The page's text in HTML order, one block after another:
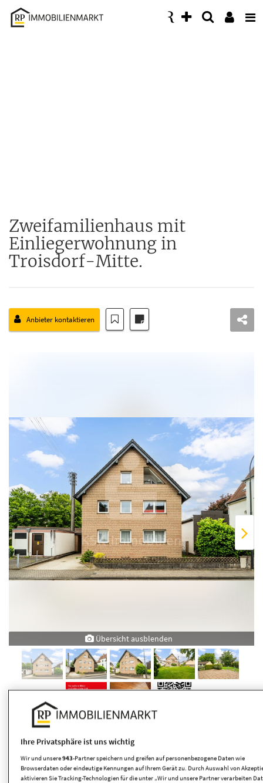
Accessibility
Modus
Zweifamilienhaus mit
Einliegerwohnung in
Troisdorf-Mitte.
Anbieter kontaktieren
Übersicht ausblenden
Eckdaten
Art Zweifamilienhaus
Ihre Privatsphäre ist uns wichtig
Wir und unsere943-Partner speichern und greifen auf personenbezogene Daten wie
Browserdaten oder eindeutige Kennungen auf Ihrem Gerät zu. Durch Auswahl von
aktivieren Sie Tracking-Technologien für die unter „Wir und unsere Partner verarbeiten